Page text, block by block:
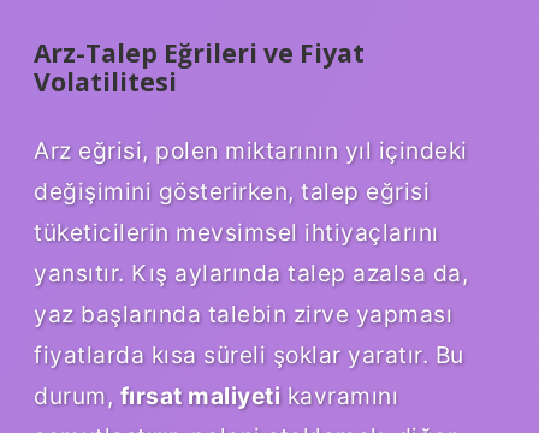
Arz-Talep Eğrileri ve Fiyat
Volatilitesi
Arz eğrisi, polen miktarının yıl içindeki
değişimini gösterirken, talep eğrisi
tüketicilerin mevsimsel ihtiyaçlarını
yansıtır. Kış aylarında talep azalsa da,
yaz başlarında talebin zirve yapması
fiyatlarda kısa süreli şoklar yaratır. Bu
durum, fırsat maliyetikavramını